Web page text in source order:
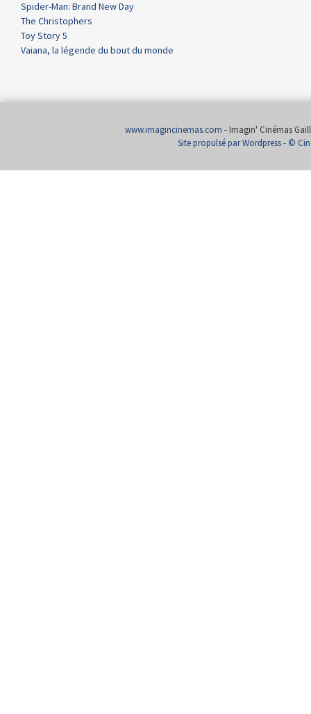
Spider-Man: Brand New Day
The Christophers
Toy Story 5
Vaiana, la légende du bout du monde
www.imagincinemas.com - Imagin' Cinémas
Site propulsé par Wordpress- ©